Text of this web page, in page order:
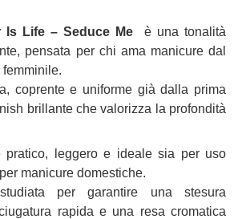
Is Life – Seduce Me
è una tonalità
pensata per chi ama manicure dal
coprente e uniforme già dalla prima
brillante che valorizza la profondità
pratico, leggero e ideale sia per uso
manicure domestiche.
per garantire una stesura
rapida e una resa cromatica